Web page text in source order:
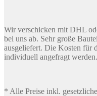
Wir verschicken mit DHL
bei uns ab. Sehr große
ausgeliefert. Die Kosten für
individuell angefragt werden.
* Alle Preise inkl.